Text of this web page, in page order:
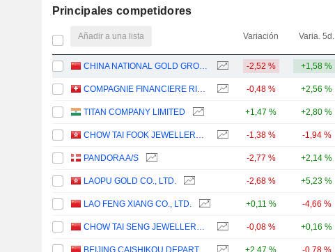
Principales competidores
Añadir a una lista Variación Varia. 5d.
CHINA NATIONAL GOLD GROUP GOLD JEWELLERY CO.,LTD. -2,52 % +1,58 %
COMPAGNIE FINANCIERE RICHEMONT -0,48 % +2,56 %
TITAN COMPANY LIMITED +1,47 % +2,80 %
CHOW TAI FOOK JEWELLERY GROUP LIMITED -1,38 % -1,94 %
PANDORA A/S -2,77 % +2,14 %
LAOPU GOLD CO., LTD. -2,68 % +5,23 %
LAO FENG XIANG CO., LTD. +0,11 % -4,66 %
CHOW TAI SENG JEWELLERY CO., LTD. -0,08 % +0,16 %
BEIJING CAISHIKOU DEPARTMENT STORE CO.,LTD. +2,47 % -0,78 %